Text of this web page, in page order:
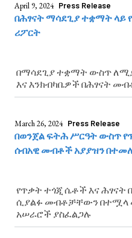
April 9, 2024 Press Release
በሕፃናት ማሳደጊያ ተቋማት ላይ
ሪፖርት
በማሳደጊያ ተቋማት ውስጥ
እና እንክብካቤዎች በሕፃናት
March 26, 2024 Press Release
በወንጀል ፍትሕ ሥርዓት ውስጥ
ሰብአዊ መብቶች አያያዝን
የጥቃት ተጎጂ ሴቶች እና ሕፃናት
ሲያልፉ መብቶቻቸውን በተሟላ
አሠራሮች ያስፈልጋሉ